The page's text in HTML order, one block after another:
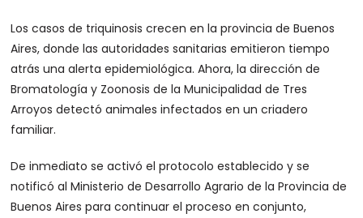
Los casos de triquinosis crecen en la provincia de Buenos
Aires, donde las autoridades sanitarias emitieron tiempo
atrás una alerta epidemiológica. Ahora, la dirección de
Bromatología y Zoonosis de la Municipalidad de Tres
Arroyos detectó animales infectados en un criadero
familiar.
De inmediato se activó el protocolo establecido y se
notificó al Ministerio de Desarrollo Agrario de la Provincia de
Buenos Aires para continuar el proceso en conjunto,